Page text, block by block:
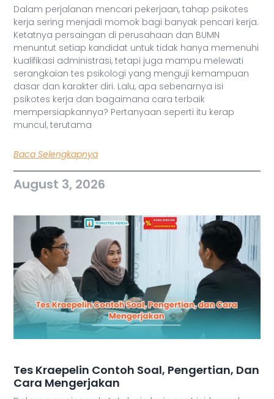
Dalam perjalanan mencari pekerjaan, tahap psikotes
kerja sering menjadi momok bagi banyak pencari kerja.
Ketatnya persaingan di perusahaan dan BUMN
menuntut setiap kandidat untuk tidak hanya memenuhi
kualifikasi administrasi, tetapi juga mampu melewati
serangkaian tes psikologi yang menguji kemampuan
dasar dan karakter diri. Lalu, apa sebenarnya isi
psikotes kerja dan bagaimana cara terbaik
mempersiapkannya? Pertanyaan seperti itu kerap
muncul, terutama
Baca Selengkapnya
August 3, 2026
Tes Kraepelin Contoh Soal, Pengertian, Dan
Cara Mengerjakan